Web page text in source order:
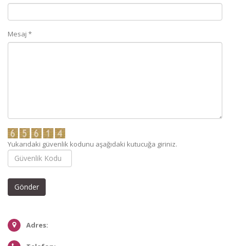
Mesaj *
Yukarıdaki güvenlik kodunu aşağıdaki kutucuğa giriniz.
Adres: